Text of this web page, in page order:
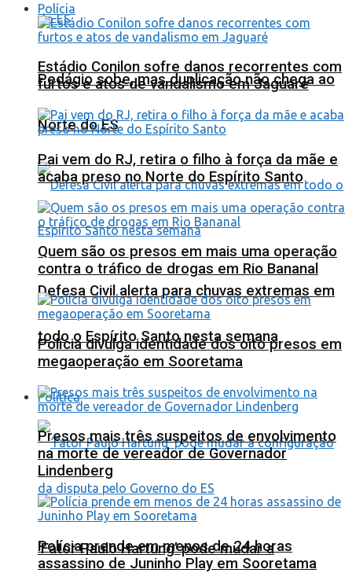
Pedágio sobe, mas duplicação não chega ao
Norte do ES
Defesa Civil alerta para chuvas extremas em
todo o Espírito Santo nesta semana
Política
‘Fator Paulo Hartung’ pode mudar a
Polícia
Estádio Conilon sofre danos recorrentes com
furtos e atos de vandalismo em Jaguaré
Pai vem do RJ, retira o filho à força da mãe e
acaba preso no Norte do Espírito Santo
Quem são os presos em mais uma operação
contra o tráfico de drogas em Rio Bananal
Polícia divulga identidade dos oito presos em
megaoperação em Sooretama
Presos mais três suspeitos de envolvimento
na morte de vereador de Governador
Lindenberg
Polícia prende em menos de 24 horas
assassino de Juninho Play em Sooretama